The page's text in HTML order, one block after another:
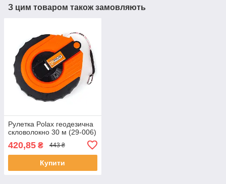
З цим товаром також замовляють
Рулетка Polax геодезична
скловолокно 30 м (29-006)
420,85 ₴ 443 ₴
Купити